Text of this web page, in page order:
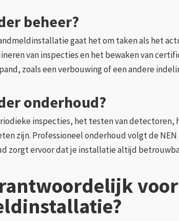
beheer?
gaat het om taken als het
van inspecties en het bewaken van
zoals een verbouwing of een andere
onderhoud?
inspecties, het testen van
zijn. Professioneel onderhoud volgt de
zorgt ervoor dat je installatie altijd